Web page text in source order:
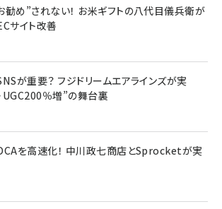
め”されない！ お米ギフトの八代目儀兵衛が
サイト改善
が重要？ フジドリームエアラインズが実
UGC200％増”の舞台裏
を高速化！ 中川政七商店とSprocketが実